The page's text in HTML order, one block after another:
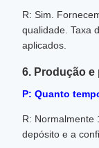
R: Sim.
qualidade. Taxa
aplicados.
6. Produção e
P: Quanto
R: Normalmente
depósito e a